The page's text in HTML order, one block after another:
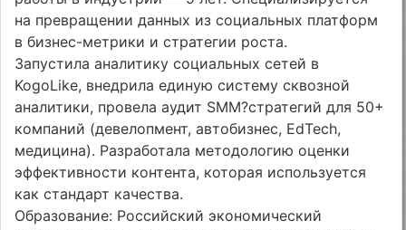
на превращении данных из социальных платформ
в бизнес-метрики и стратегии роста.
Запустила аналитику социальных сетей в
KogoLike, внедрила единую систему сквозной
аналитики, провела аудит SMM?стратегий для 50+
компаний (девелопмент, автобизнес, EdTech,
медицина). Разработала методологию оценки
эффективности контента, которая используется
как стандарт качества.
Образование: Российский экономический